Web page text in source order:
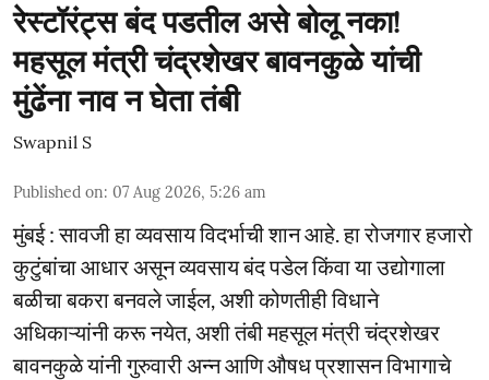
रेस्टॉरंट्स बंद पडतील असे बोलू नका!
महसूल मंत्री चंद्रशेखर बावनकुळे यांची
मुंढेंना नाव न घेता तंबी
Swapnil S
Published on: 07 Aug 2026, 5:26 am
मुंबई : सावजी हा व्यवसाय विदर्भाची शान आहे. हा रोजगार हजारो
कुटुंबांचा आधार असून व्यवसाय बंद पडेल किंवा या उद्योगाला
बळीचा बकरा बनवले जाईल, अशी कोणतीही विधाने
अधिकाऱ्यांनी करू नयेत, अशी तंबी महसूल मंत्री चंद्रशेखर
बावनकुळे यांनी गुरुवारी अन्न आणि औषध प्रशासन विभागाचे